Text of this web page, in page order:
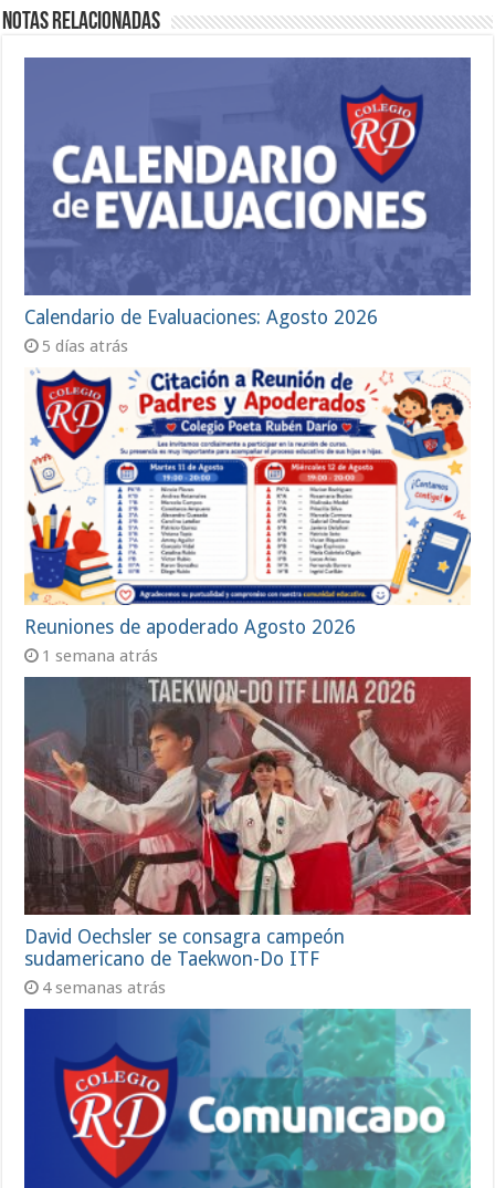
Notas Relacionadas
Calendario de Evaluaciones: Agosto 2026
5 días atrás
Reuniones de apoderado Agosto 2026
1 semana atrás
David Oechsler se consagra campeón
sudamericano de Taekwon-Do ITF
4 semanas atrás